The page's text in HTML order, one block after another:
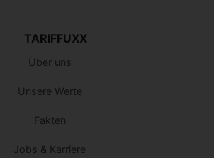
TARIFFUXX
Über uns
Unsere Werte
Fakten
Jobs & Karriere